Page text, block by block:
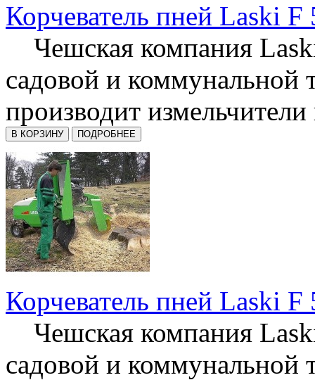
Корчеватель пней Laski F
Чешская компания
садовой и коммунальной
производит
Корчеватель пней Laski F
Чешская компания
садовой и коммунальной